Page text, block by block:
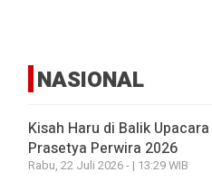
NASIONAL
Kisah Haru di Balik Upacara
Prasetya Perwira 2026
Rabu, 22 Juli 2026 - | 13:29 WIB